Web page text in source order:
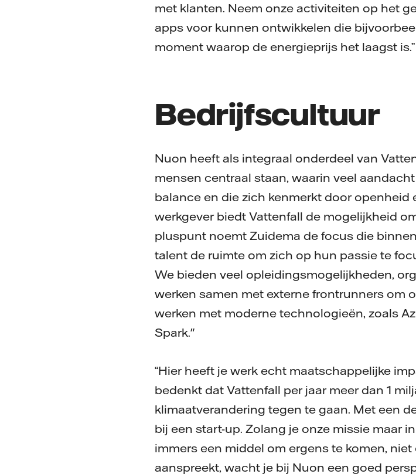
met klanten. Neem onze activiteiten op het
apps voor kunnen ontwikkelen die
moment waarop de energieprijs het laagst is.”
Bedrijfscultuur
Nuon heeft als integraal onderdeel van
mensen centraal staan, waarin veel
balance en die zich kenmerkt door openheid
werkgever biedt Vattenfall de mogelijkheid
pluspunt noemt Zuidema de focus die
talent de ruimte om zich op hun passie te
We bieden veel opleidingsmogelijkheden,
werken samen met externe frontrunners om
werken met moderne technologieën, zoals
Spark."
“Hier heeft je werk echt maatschappelijke
bedenkt dat Vattenfall per jaar meer dan 1
klimaatverandering tegen te gaan. Met een
bij een start-up. Zolang je onze missie maar
immers een middel om ergens te komen, niet
aanspreekt, wacht je bij Nuon een goed